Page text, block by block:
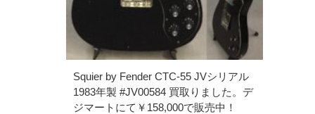
Squier by Fender CTC-55 JVシリアル
1983年製 #JV00584 買取りました。デ
ジマートにて￥158,000で販売中！